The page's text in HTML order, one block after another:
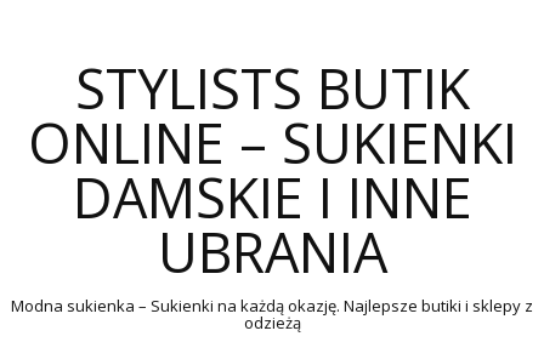
STYLISTS BUTIK
ONLINE – SUKIENKI
DAMSKIE I INNE
UBRANIA
Modna sukienka – Sukienki na każdą okazję. Najlepsze butiki i sklepy z
odzieżą